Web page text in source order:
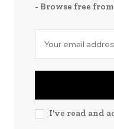
- Browse free
I've read and